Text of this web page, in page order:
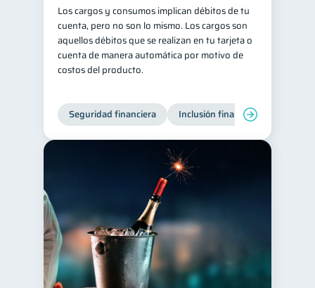
Los cargos y consumos implican débitos de tu
cuenta, pero no son lo mismo. Los cargos son
aquellos débitos que se realizan en tu tarjeta o
cuenta de manera automática por motivo de
costos del producto.
Seguridad financiera Inclusión financiera